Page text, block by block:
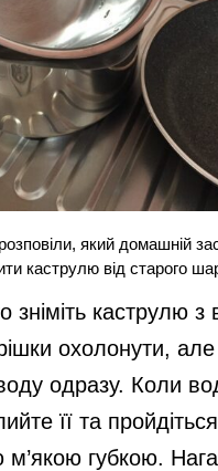
який домашній
каструлю від старого
зніміть каструлю з
охолонути,
одразу. Коли
її та
м’якою губкою.